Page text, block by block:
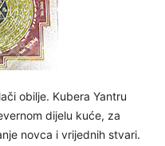
obilje. Kubera Yantru
dijelu kuće, za
novca i vrijednih stvari.